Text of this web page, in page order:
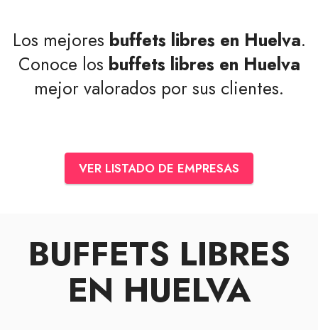
Los mejores buffets libres en Huelva.
Conoce los buffets libres en Huelva
mejor valorados por sus clientes.
VER LISTADO DE EMPRESAS
BUFFETS LIBRES
EN HUELVA